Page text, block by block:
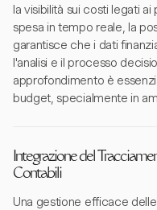
la visibilità sui costi legati
spesa in tempo reale, la
garantisce che i dati
l'analisi e il processo
approfondimento è
budget, specialmente in
Integrazione del
Contabili
Una gestione efficace